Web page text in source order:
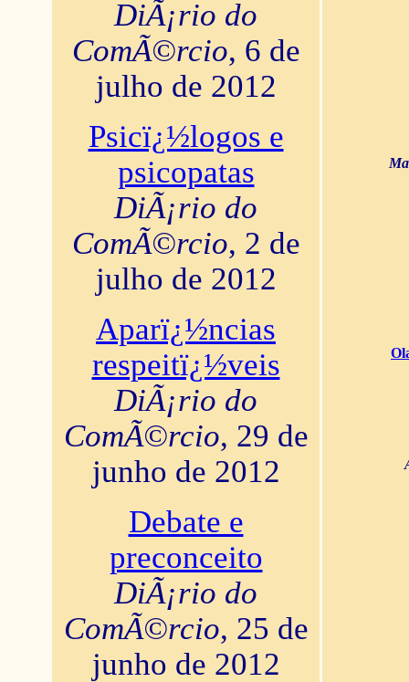
DiÃ¡rio do
ComÃ©rcio, 6 de
julho de 2012
Psicï¿½logos e
psicopatas
DiÃ¡rio do
ComÃ©rcio, 2 de
julho de 2012
Aparï¿½ncias
respeitï¿½veis
DiÃ¡rio do
ComÃ©rcio, 29 de
junho de 2012
Debate e
preconceito
DiÃ¡rio do
ComÃ©rcio, 25 de
junho de 2012